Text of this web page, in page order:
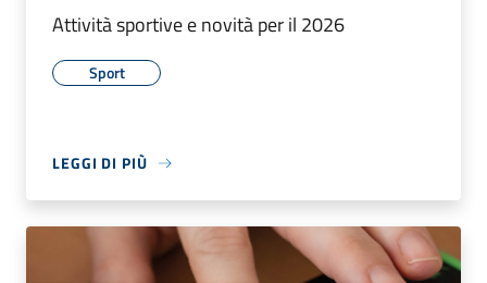
Attività sportive e novità per il 2026
Sport
LEGGI DI PIÙ